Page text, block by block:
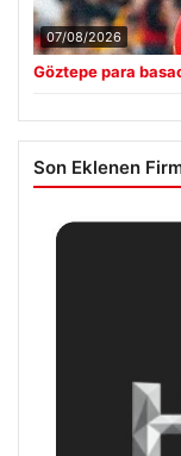
07/08/2026
Göztepe para
Son Eklenen